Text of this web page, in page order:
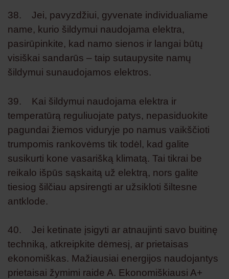
38. Jei, pavyzdžiui, gyvenate individualiame
name, kurio šildymui naudojama elektra,
pasirūpinkite, kad namo sienos ir langai būtų
visiškai sandarūs – taip sutaupysite namų
šildymui sunaudojamos elektros.
39. Kai šildymui naudojama elektra ir
temperatūrą reguliuojate patys, nepasiduokite
pagundai žiemos viduryje po namus vaikščioti
trumpomis rankovėms tik todėl, kad galite
susikurti kone vasarišką klimatą. Tai tikrai be
reikalo išpūs sąskaitą už elektrą, nors galite
tiesiog šilčiau apsirengti ar užsikloti šiltesne
antklode.
40. Jei ketinate įsigyti ar atnaujinti savo buitinę
techniką, atkreipkite dėmesį, ar prietaisas
ekonomiškas. Mažiausiai energijos naudojantys
prietaisai žymimi raide A. Ekonomiškiausi A+